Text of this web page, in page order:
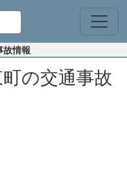
故情報
の交通事故